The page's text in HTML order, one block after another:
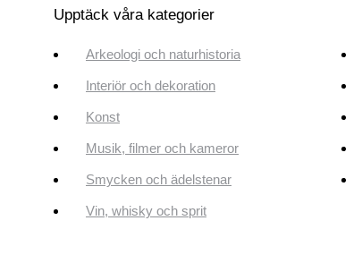
Upptäck våra kategorier
Arkeologi och naturhistoria
Interiör och dekoration
Konst
Musik, filmer och kameror
Smycken och ädelstenar
Vin, whisky och sprit